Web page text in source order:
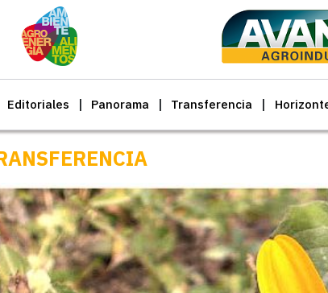
Editoriales Panorama Transferencia